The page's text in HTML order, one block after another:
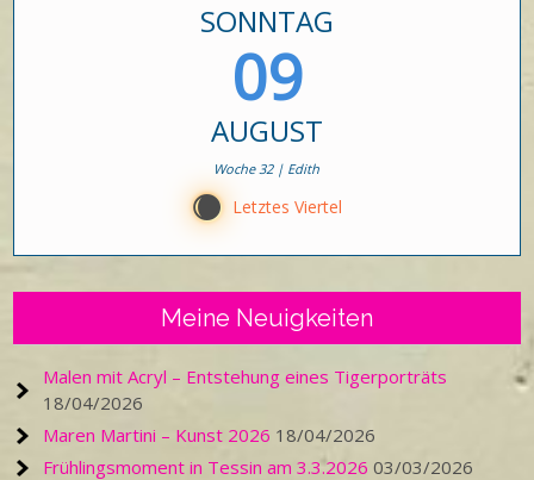
SONNTAG
09
AUGUST
Woche 32 | Edith
X Letztes Viertel
Meine Neuigkeiten
Malen mit Acryl – Entstehung eines Tigerporträts
18/04/2026
Maren Martini – Kunst 2026 18/04/2026
Frühlingsmoment in Tessin am 3.3.2026 03/03/2026